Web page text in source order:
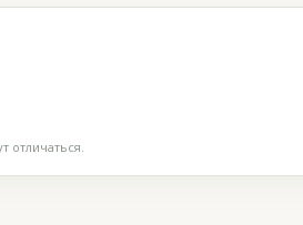
отличаться.